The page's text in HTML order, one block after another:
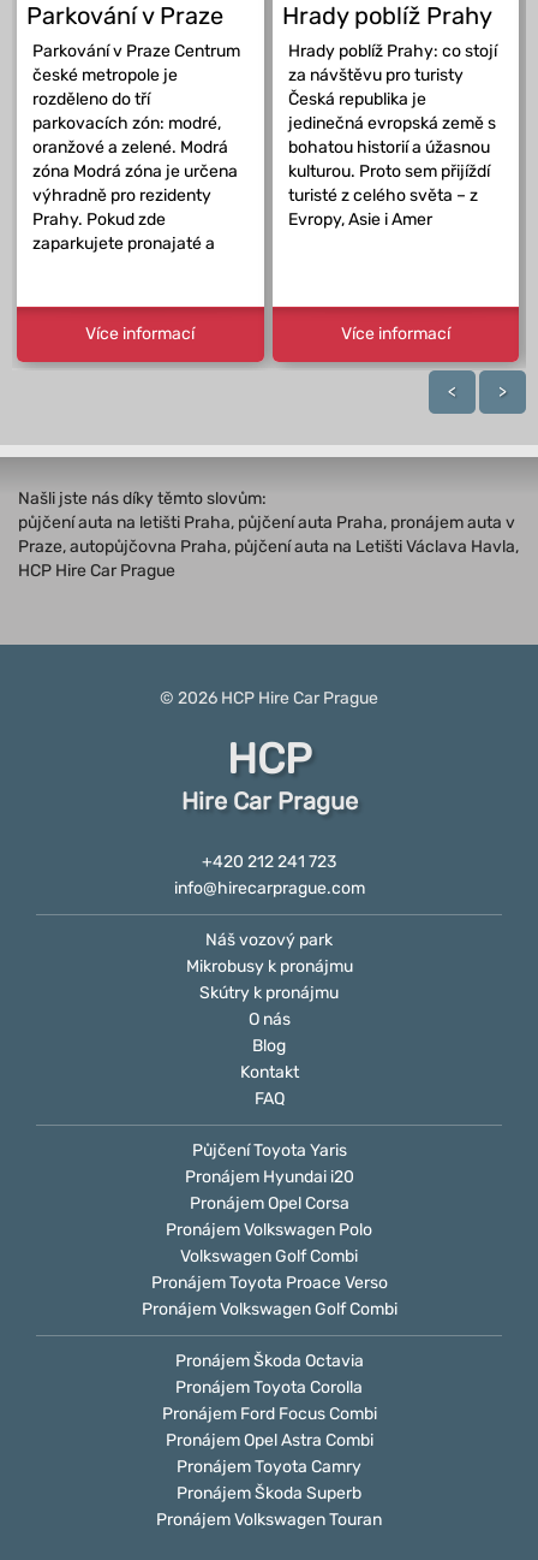
Parkování v Praze
Parkování v Praze Centrum
české metropole je
rozděleno do tří
parkovacích zón: modré,
oranžové a zelené. Modrá
zóna Modrá zóna je určena
výhradně pro rezidenty
Prahy. Pokud zde
zaparkujete pronajaté a
Více informací
Hrady poblíž Prahy
Hrady poblíž Prahy: co stojí
za návštěvu pro turisty
Česká republika je
jedinečná evropská země s
bohatou historií a úžasnou
kulturou. Proto sem přijíždí
turisté z celého světa – z
Evropy, Asie i Amer
Více informací
< >
Našli jste nás díky těmto slovům:
půjčení auta na letišti Praha, půjčení auta Praha, pronájem auta v
Praze, autopůjčovna Praha, půjčení auta na Letišti Václava Havla,
HCP Hire Car Prague
© 2026 HCP Hire Car Prague
HCP
Hire Car Prague
+420 212 241 723
info@hirecarprague.com
Náš vozový park
Mikrobusy k pronájmu
Skútry k pronájmu
O nás
Blog
Kontakt
FAQ
Půjčení Toyota Yaris
Pronájem Hyundai i20
Pronájem Opel Corsa
Pronájem Volkswagen Polo
Volkswagen Golf Combi
Pronájem Toyota Proace Verso
Pronájem Volkswagen Golf Combi
Pronájem Škoda Octavia
Pronájem Toyota Corolla
Pronájem Ford Focus Combi
Pronájem Opel Astra Combi
Pronájem Toyota Camry
Pronájem Škoda Superb
Pronájem Volkswagen Touran